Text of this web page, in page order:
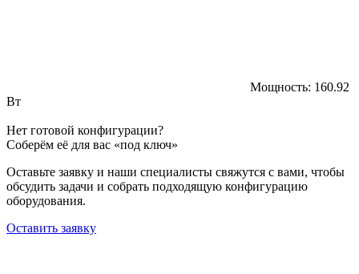
Мощность: 160.92
Вт
Нет готовой конфигурации?
Соберём её для вас «под ключ»
Оставьте заявку и наши специалисты свяжутся с вами, чтобы
обсудить задачи и собрать подходящую конфигурацию
оборудования.
Оставить заявку